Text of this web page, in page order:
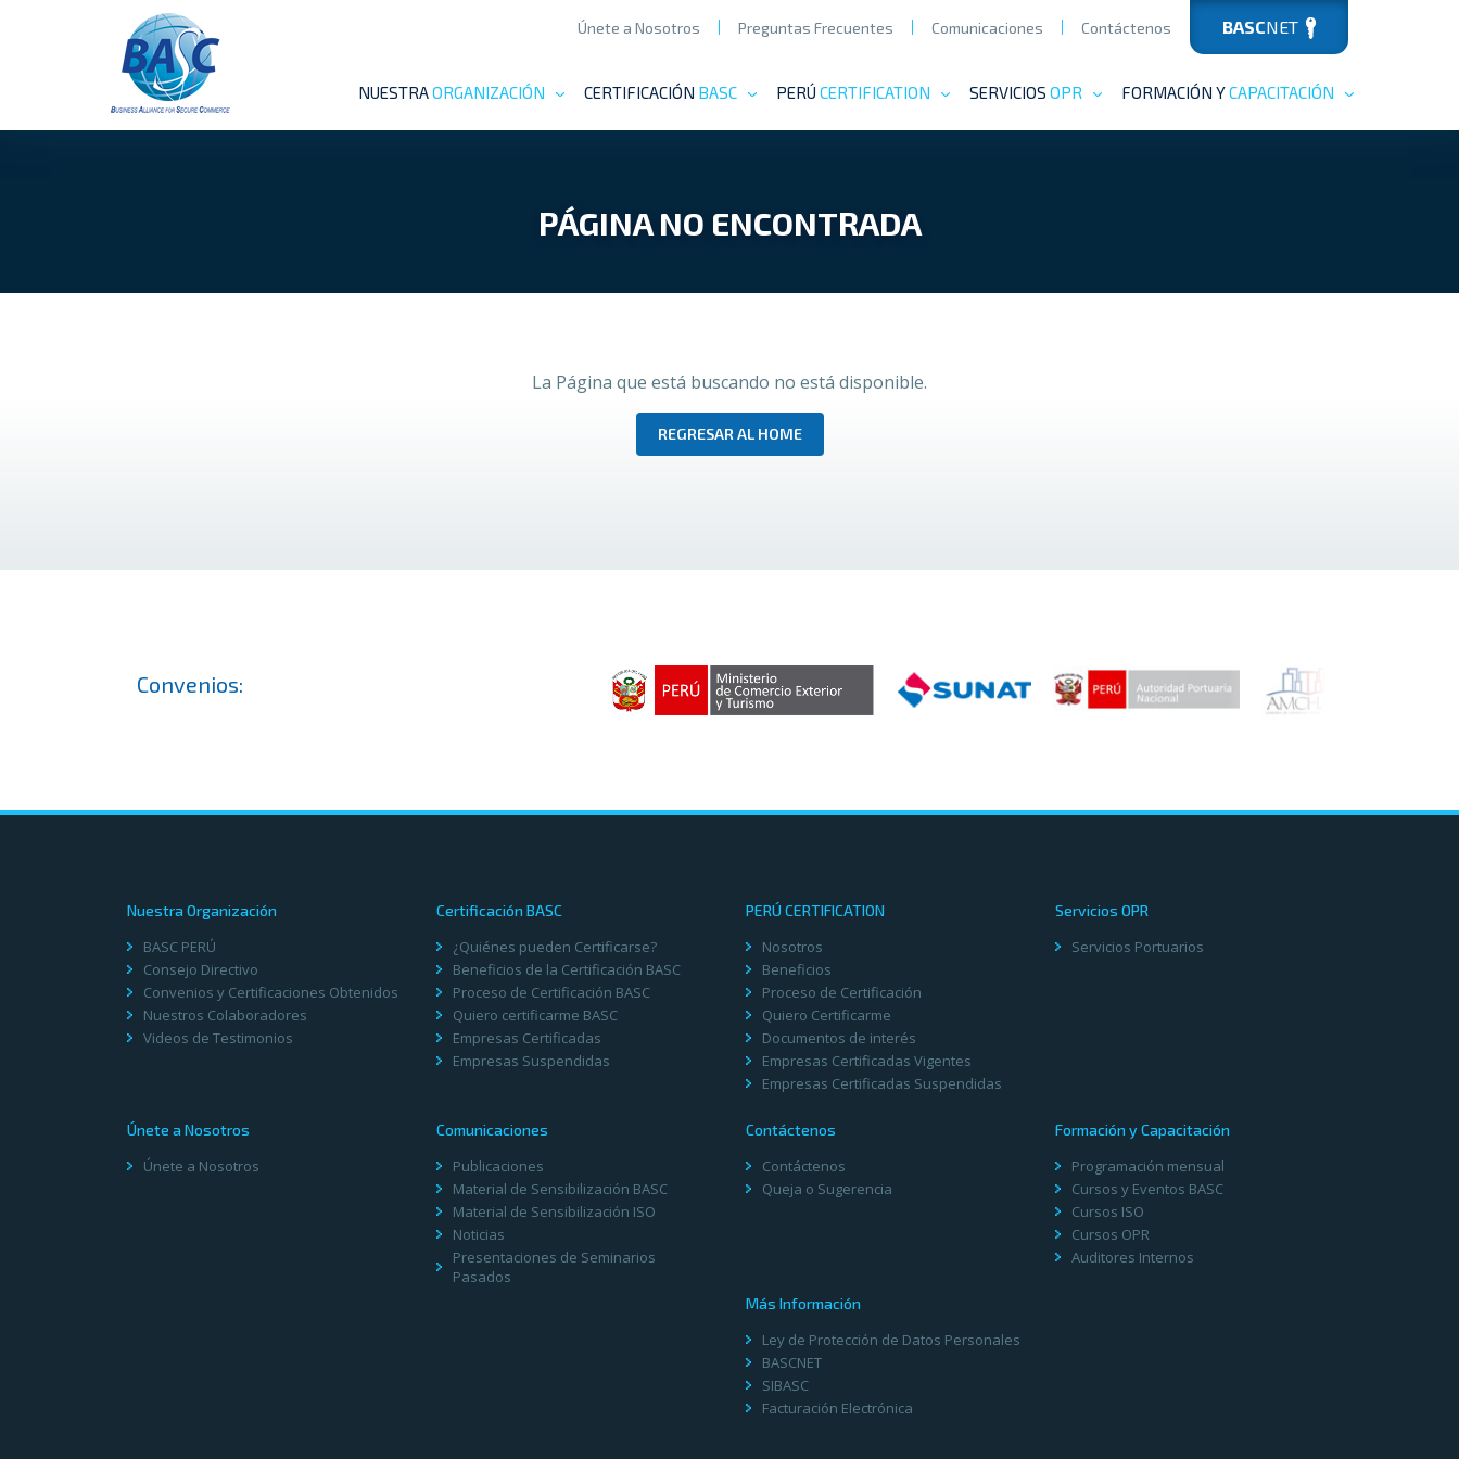
BASCNET
Únete a Nosotros Preguntas Frecuentes Comunicaciones Contáctenos
NUESTRAORGANIZACIÓN CERTIFICACIÓN BASC PERÚ CERTIFICATION SERVICIOS OPR FORMACIÓN YCAPACITACIÓN
PÁGINA NO ENCONTRADA
La Página que está buscando no está disponible.
REGRESAR AL HOME
Convenios:
Nuestra Organización
BASC PERÚ
Consejo Directivo
Convenios y Certificaciones Obtenidos
Nuestros Colaboradores
Videos de Testimonios
Certificación BASC
¿Quiénes pueden Certificarse?
Beneficios de la Certificación BASC
Proceso de Certificación BASC
Quiero certificarme BASC
Empresas Certificadas
Empresas Suspendidas
PERÚ CERTIFICATION
Nosotros
Beneficios
Proceso de Certificación
Quiero Certificarme
Documentos de interés
Empresas Certificadas Vigentes
Empresas Certificadas Suspendidas
Servicios OPR
Servicios Portuarios
Únete a Nosotros
Únete a Nosotros
Comunicaciones
Publicaciones
Material de Sensibilización BASC
Material de Sensibilización ISO
Noticias
Presentaciones de Seminarios
Pasados
Contáctenos
Contáctenos
Queja o Sugerencia
Formación y Capacitación
Programación mensual
Cursos y Eventos BASC
Cursos ISO
Cursos OPR
Auditores Internos
Más Información
Ley de Protección de Datos Personales
BASCNET
SIBASC
Facturación Electrónica